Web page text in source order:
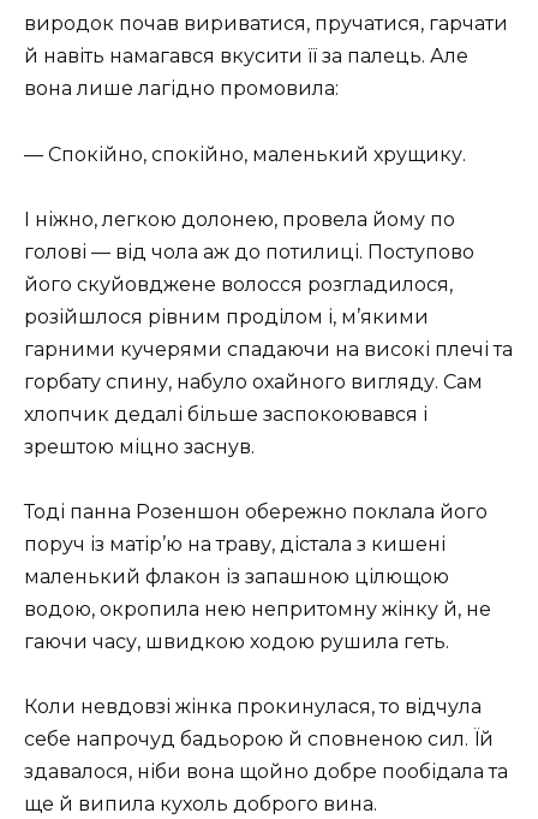
виродок почав вириватися, пручатися, гарчати
й навіть намагався вкусити її за палець. Але
вона лише лагідно промовила:
— Спокійно, спокійно, маленький хрущику.
І ніжно, легкою долонею, провела йому по
голові — від чола аж до потилиці. Поступово
його скуйовджене волосся розгладилося,
розійшлося рівним проділом і, м’якими
гарними кучерями спадаючи на високі плечі та
горбату спину, набуло охайного вигляду. Сам
хлопчик дедалі більше заспокоювався і
зрештою міцно заснув.
Тоді панна Розеншон обережно поклала його
поруч із матір’ю на траву, дістала з кишені
маленький флакон із запашною цілющою
водою, окропила нею непритомну жінку й, не
гаючи часу, швидкою ходою рушила геть.
Коли невдовзі жінка прокинулася, то відчула
себе напрочуд бадьорою й сповненою сил. Їй
здавалося, ніби вона щойно добре пообідала та
ще й випила кухоль доброго вина.